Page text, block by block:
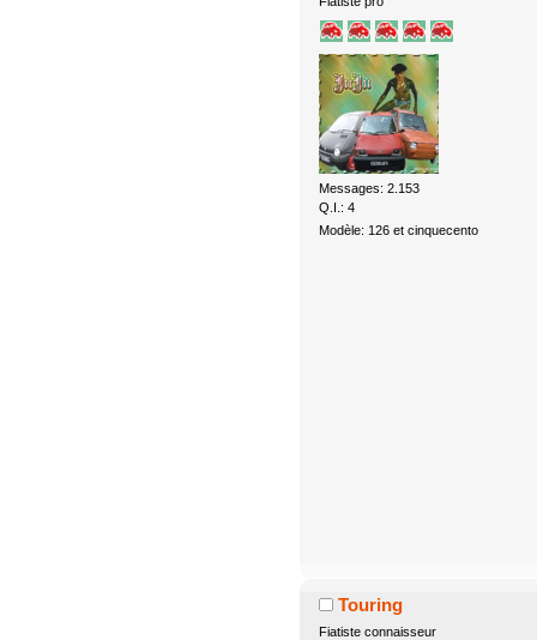
Messages: 2.153
Q.I.: 4
Modèle: 126 et cinquecento
Touring
Fiatiste connaisseur